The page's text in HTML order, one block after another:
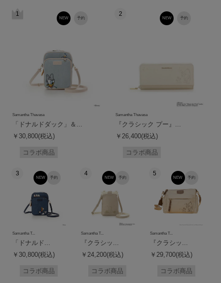
1
予約
NEW
Samantha Thavasa
「ドナルドダック」＆...
￥30,800(税込)
コラボ商品
2
予約
NEW
Samantha Thavasa
『クラシック プー』...
￥26,400(税込)
コラボ商品
3
予約
NEW
Samantha T...
「ドナルド...
￥30,800(税込)
コラボ商品
4
予約
NEW
Samantha T...
『クラシッ...
￥24,200(税込)
コラボ商品
5
予約
NEW
Samantha T...
『クラシッ...
￥29,700(税込)
コラボ商品